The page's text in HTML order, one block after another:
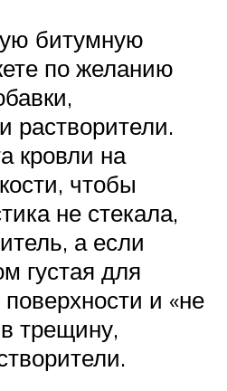
битумную
по желанию
растворители.
кровли на
чтобы
не стекала,
а если
густая для
и «не
трещину,